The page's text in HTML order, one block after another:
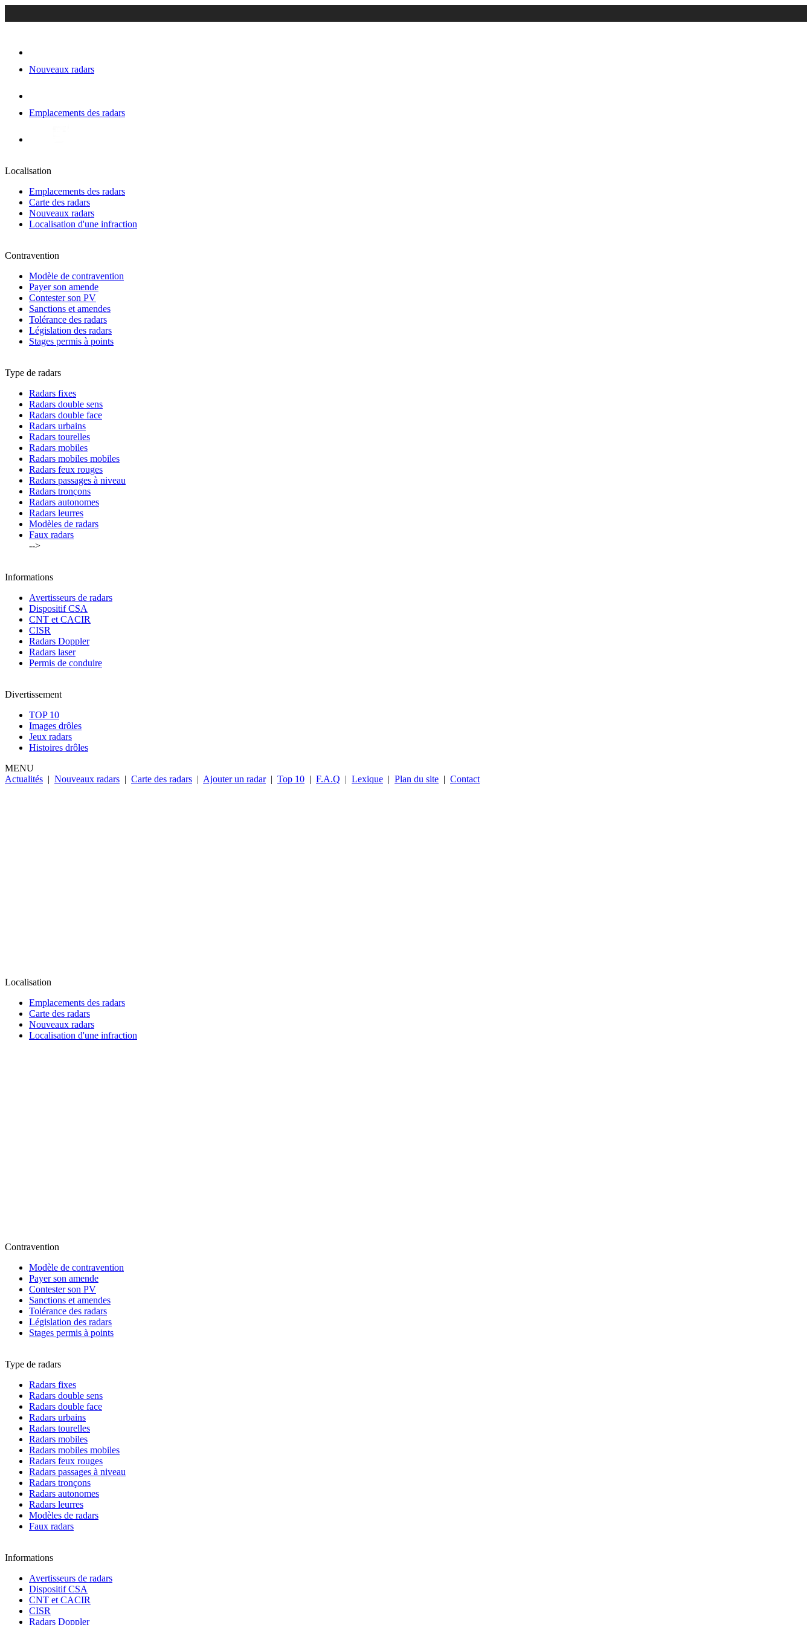
Nouveaux radars
Emplacements des radars
Localisation
Emplacements des radars
Carte des radars
Nouveaux radars
Localisation d'une infraction
Contravention
Modèle de contravention
Payer son amende
Contester son PV
Sanctions et amendes
Tolérance des radars
Législation des radars
Stages permis à points
Type de radars
Radars fixes
Radars double sens
Radars double face
Radars urbains
Radars tourelles
Radars mobiles
Radars mobiles mobiles
Radars feux rouges
Radars passages à niveau
Radars tronçons
Radars autonomes
Radars leurres
Modèles de radars
Faux radars
-->
Informations
Avertisseurs de radars
Dispositif CSA
CNT et CACIR
CISR
Radars Doppler
Radars laser
Permis de conduire
Divertissement
TOP 10
Images drôles
Jeux radars
Histoires drôles
MENU
Actualités | Nouveaux radars | Carte des radars | Ajouter un radar | Top 10 | F.A.Q | Lexique | Plan du site | Contact
Localisation
Emplacements des radars
Carte des radars
Nouveaux radars
Localisation d'une infraction
Contravention
Modèle de contravention
Payer son amende
Contester son PV
Sanctions et amendes
Tolérance des radars
Législation des radars
Stages permis à points
Type de radars
Radars fixes
Radars double sens
Radars double face
Radars urbains
Radars tourelles
Radars mobiles
Radars mobiles mobiles
Radars feux rouges
Radars passages à niveau
Radars tronçons
Radars autonomes
Radars leurres
Modèles de radars
Faux radars
Informations
Avertisseurs de radars
Dispositif CSA
CNT et CACIR
CISR
Radars Doppler